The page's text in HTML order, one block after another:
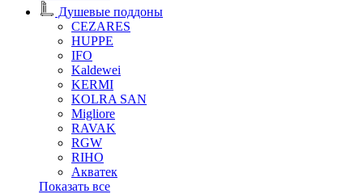
Душевые поддоны
CEZARES
HUPPE
IFO
Kaldewei
KERMI
KOLRA SAN
Migliore
RAVAK
RGW
RIHO
Акватек
Показать все